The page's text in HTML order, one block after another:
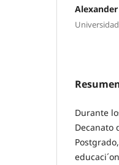
Durante
Decanato